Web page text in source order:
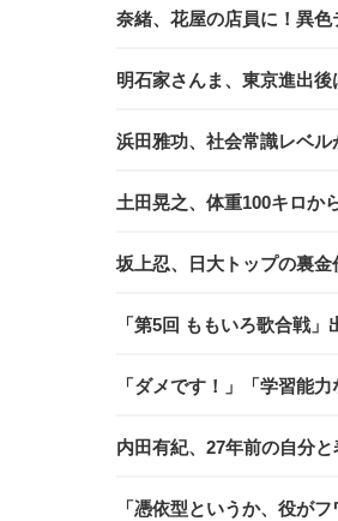
奈緒、花屋の店員に！異
明石家さんま、東京進出
浜田雅功、社会常識レベ
土田晃之、体重100キロか
坂上忍、日大トップの裏金
「第5回 ももいろ歌合戦
「ダメです！」「学習能
内田有紀、27年前の自分
「憑依型というか、役が